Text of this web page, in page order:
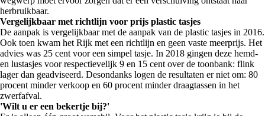
herbruikbaar.
Vergelijkbaar met richtlijn voor prijs plastic tasjes
De aanpak is vergelijkbaar met de aanpak van de plastic tasjes in 2016.
Ook toen kwam het Rijk met een richtlijn en geen vaste meerprijs. Het
advies was 25 cent voor een simpel tasje. In 2018 gingen deze hemd-
en lustasjes voor respectievelijk 9 en 15 cent over de toonbank: flink
lager dan geadviseerd. Desondanks logen de resultaten er niet om: 80
procent minder verkoop en 60 procent minder draagtassen in het
zwerfafval.
'Wilt u er een bekertje bij?'